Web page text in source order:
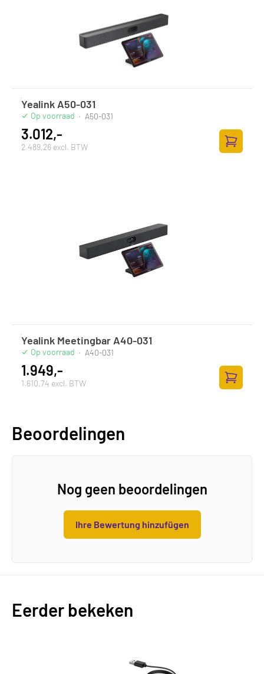
Yealink A50-031
Op voorraad · A50-031
3.012,-
2.489,26 excl. BTW
Zum
Yealink Meetingbar A40-031
Op voorraad · A40-031
1.949,-
1.610,74 excl. BTW
Zum
Beoordelingen
Nog geen beoordelingen
Ihre Bewertung hinzufügen
Eerder bekeken